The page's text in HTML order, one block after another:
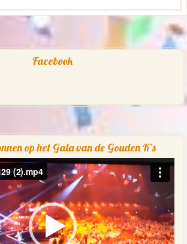
Facebook
op het Gala van de Gouden K’s